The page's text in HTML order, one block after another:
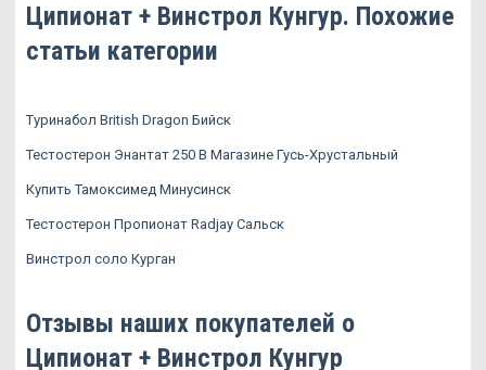
Ципионат + Винстрол Кунгур. Похожие
статьи категории
Туринабол British Dragon Бийск
Тестостерон Энантат 250 В Магазине Гусь-Хрустальный
Купить Тамоксимед Минусинск
Тестостерон Пропионат Radjay Сальск
Винстрол соло Курган
Отзывы наших покупателей о
Ципионат + Винстрол Кунгур